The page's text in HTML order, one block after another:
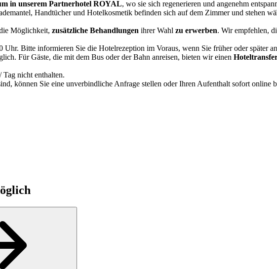
in unserem Partnerhotel ROYAL, wo sie sich regenerieren und angenehm
Handtücher und Hotelkosmetik befinden sich auf dem Zimmer und stehen
Möglichkeit, zusätzliche Behandlungen ihrer Wahl zu erwerben. Wir empfehlen,
Uhr. Bitte informieren Sie die Hotelrezeption im Voraus, wenn Sie früher oder später
Für Gäste, die mit dem Bus oder der Bahn anreisen, bieten wir einen
nicht enthalten.
können Sie eine unverbindliche Anfrage stellen oder Ihren Aufenthalt sofort online